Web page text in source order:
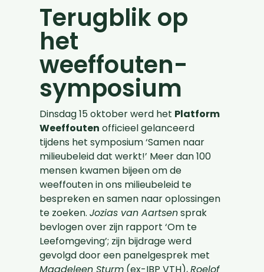
Terugblik op
het
weeffouten-
symposium
Dinsdag 15 oktober werd het Platform
Weeffouten officieel gelanceerd
tijdens het symposium ‘Samen naar
milieubeleid dat werkt!’ Meer dan 100
mensen kwamen bijeen om de
weeffouten in ons milieubeleid te
bespreken en samen naar oplossingen
te zoeken.Jozias van Aartsensprak
bevlogen over zijn rapport ‘Om te
Leefomgeving’; zijn bijdrage werd
gevolgd door een panelgesprek met